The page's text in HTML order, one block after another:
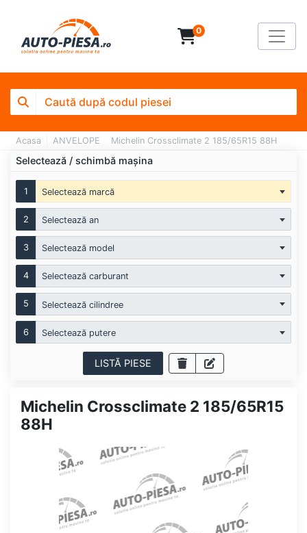
0
Acasa ANVELOPE Michelin Crossclimate 2 185/65R15 88H
Selectează / schimbă mașina
1 Selectează marcă
2 Selectează an
3 Selectează model
4 Selectează carburant
5 Selectează cilindree
6 Selectează putere
LISTĂ PIESE
Michelin Crossclimate 2 185/65R15
88H